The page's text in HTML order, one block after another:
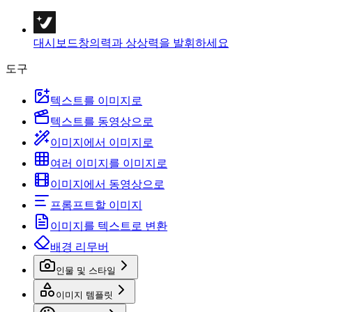
대시보드창의력과 상상력을 발휘하세요
도구
텍스트를 이미지로
텍스트를 동영상으로
이미지에서 이미지로
여러 이미지를 이미지로
이미지에서 동영상으로
프롬프트할 이미지
이미지를 텍스트로 변환
배경 리무버
인물 및 스타일
이미지 템플릿